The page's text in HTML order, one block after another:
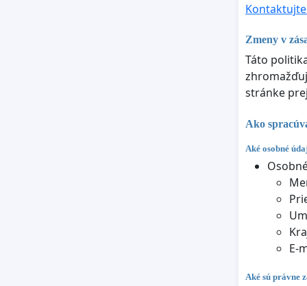
Zmeny v
Táto
stránke
Ako
Aké osobné
E-
Aké sú právne